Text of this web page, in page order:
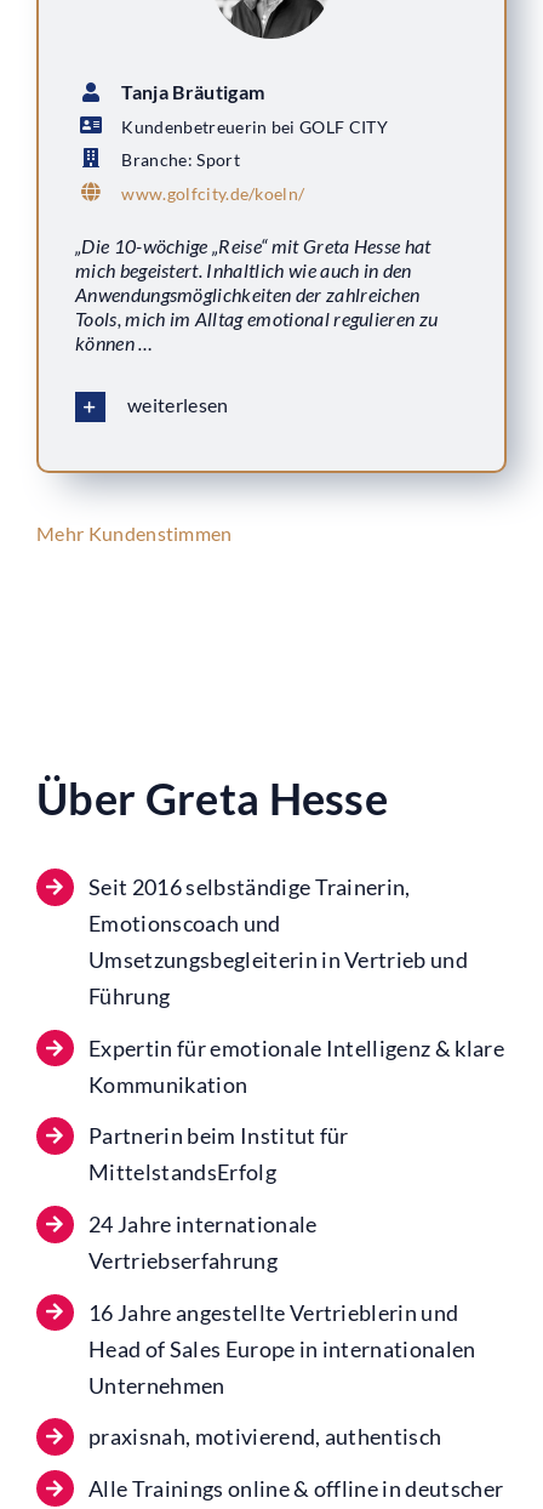
Tanja Bräutigam
Kundenbetreuerin bei GOLF CITY
Branche: Sport
www.golfcity.de/koeln/
„Die 10-wöchige „Reise“ mit Greta Hesse hat
mich begeistert. Inhaltlich wie auch in den
Anwendungsmöglichkeiten der zahlreichen
Tools, mich im Alltag emotional regulieren zu
können …
weiterlesen
Mehr Kundenstimmen
Über Greta Hesse
Seit 2016 selbständige Trainerin,
Emotionscoach und
Umsetzungsbegleiterin in Vertrieb und
Führung
Expertin für emotionale Intelligenz & klare
Kommunikation
Partnerin beim Institut für
MittelstandsErfolg
24 Jahre internationale
Vertriebserfahrung
16 Jahre angestellte Vertrieblerin und
Head of Sales Europe in internationalen
Unternehmen
praxisnah, motivierend, authentisch
Alle Trainings online & offline in deutscher